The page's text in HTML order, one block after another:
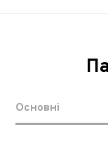
Основні